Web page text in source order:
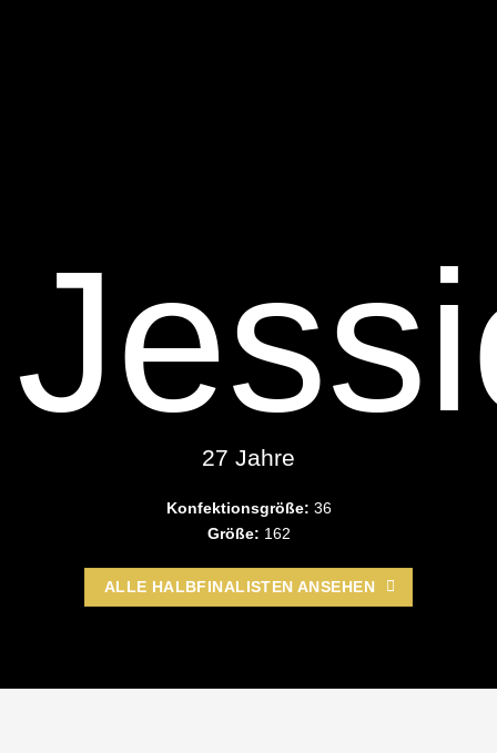
27 Jahre
Konfektionsgröße: 36
Größe: 162
ALLE HALBFINALISTEN ANSEHEN